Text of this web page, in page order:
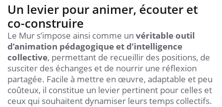
Un levier pour animer, écouter et
co-construire
Le Mur s’impose ainsi comme un véritable outil
d’animation pédagogique et d’intelligence
collective, permettant de recueillir des positions, de
susciter des échanges et de nourrir une réflexion
partagée. Facile à mettre en œuvre, adaptable et peu
coûteux, il constitue un levier pertinent pour celles et
ceux qui souhaitent dynamiser leurs temps collectifs.